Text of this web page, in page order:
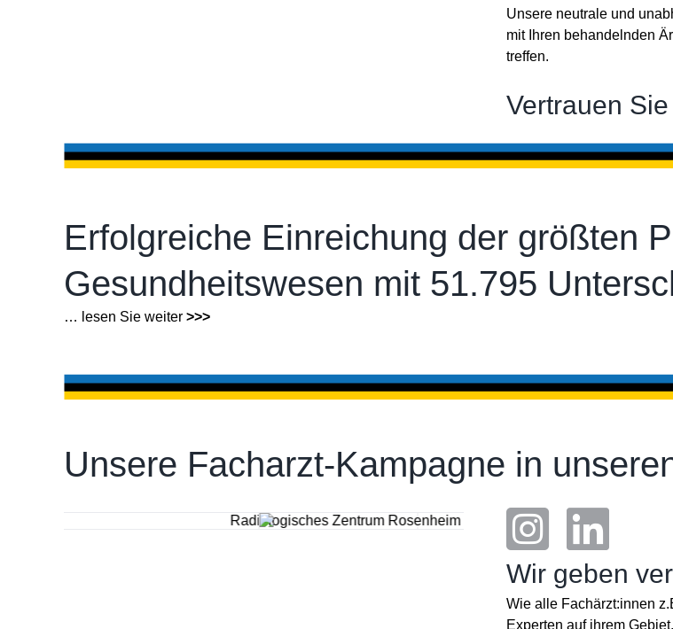
Unsere neutrale und
mit Ihren behandelnden
treffen.
Vertrauen
Erfolgreiche Einreichung der größten
Gesundheitswesen mit 51.795
… lesen Sie weiter>>>
Unsere Facharzt-Kampagne in
Wir geben
Wie alle Fachärzt:innen
Experten auf ihrem